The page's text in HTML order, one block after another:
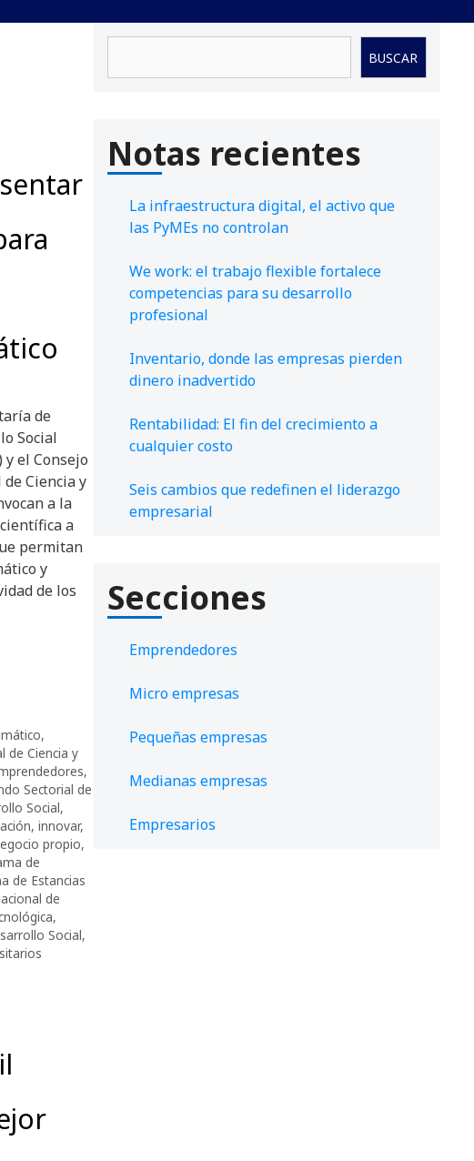
de
Social
y el Consejo
Ciencia y
a la
a
permitan
y
de los
,
de Ciencia y
,
Sectorial de
Social,
, innovar,
propio,
de
de Estancias
de
,
Social,
BUSCAR
Notas recientes
La infraestructura digital, el activo que
las PyMEs no controlan
We work: el trabajo flexible fortalece
competencias para su desarrollo
profesional
Inventario, donde las empresas pierden
dinero inadvertido
Rentabilidad: El fin del crecimiento a
cualquier costo
Seis cambios que redefinen el liderazgo
empresarial
Secciones
Emprendedores
Micro empresas
Pequeñas empresas
Medianas empresas
Empresarios